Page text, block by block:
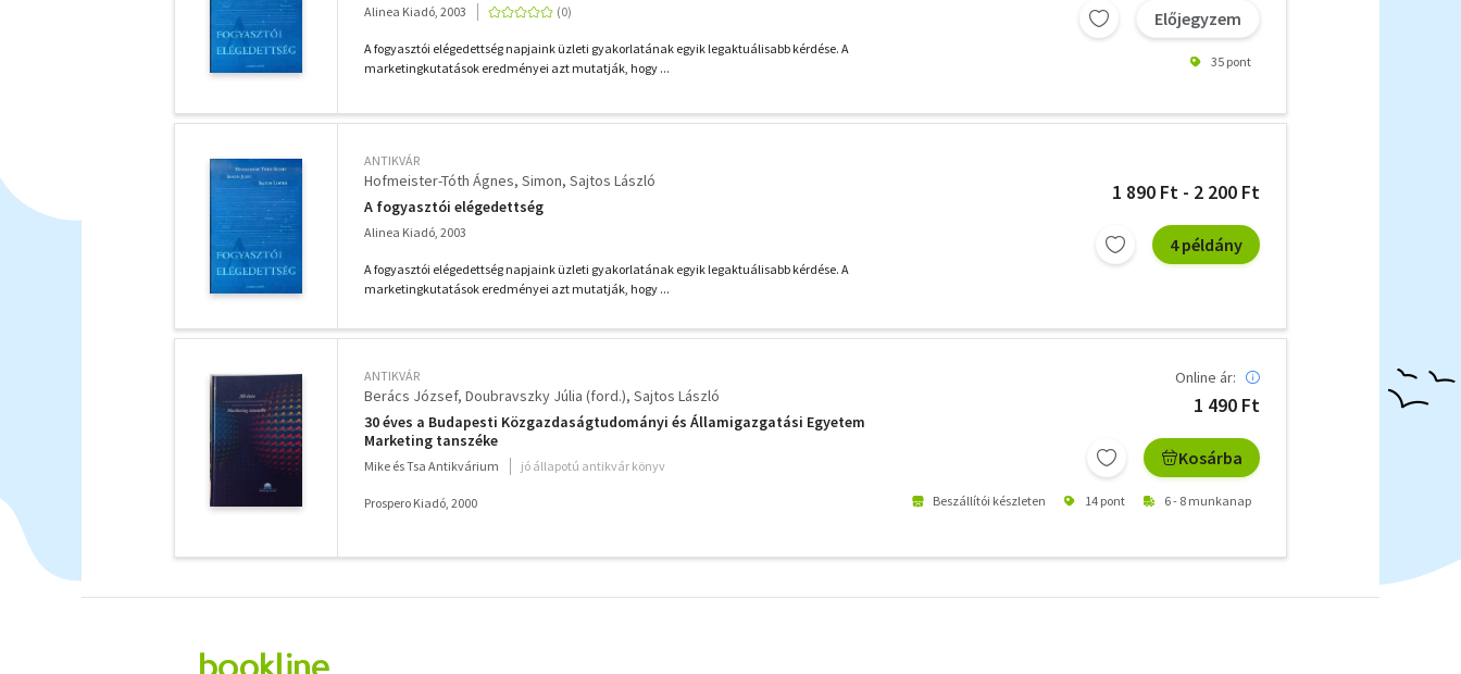
Alinea Kiadó, 2003
A fogyasztói elégedettség napjaink üzleti gyakorlatának egyik legaktuálisabb kérdése. A
marketingkutatások eredményei azt mutatják, hogy ...
Előjegyzem
35 pont
ANTIKVÁR
Hofmeister-Tóth Ágnes Simon Sajtos László
A fogyasztói elégedettség
Alinea Kiadó, 2003
A fogyasztói elégedettség napjaink üzleti gyakorlatának egyik legaktuálisabb kérdése. A
marketingkutatások eredményei azt mutatják, hogy ...
1 890 Ft - 2 200 Ft
4 példány
ANTIKVÁR
Berács József Doubravszky Júlia (ford.) Sajtos László
30 éves a Budapesti Közgazdaságtudományi és Államigazgatási Egyetem
Marketing tanszéke
Mike és Tsa Antikvárium jó állapotú antikvár könyv
Prospero Kiadó, 2000
Online ár:
1 490 Ft
Kosárba
Beszállítói készleten 14 pont 6 - 8 munkanap
szűrők